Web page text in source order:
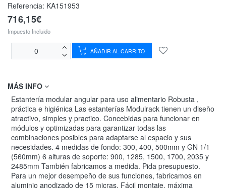
Referencia: KA151953
716,15€
Impuesto Incluido
AÑADIR AL CARRITO
MÁS INFO
Estantería modular angular para uso alimentario Robusta ,
práctica e higiénica Las estanterías Modulrack tienen un diseño
atractivo, simples y practico. Concebidas para funcionar en
módulos y optimizadas para garantizar todas las
combinaciones posibles para adaptarse al espacio y sus
necesidades. 4 medidas de fondo: 300, 400, 500mm y GN 1/1
(560mm) 6 alturas de soporte: 900, 1285, 1500, 1700, 2035 y
2485mm También fabricamos a medida. Pida presupuesto.
Para un mejor desempeño de sus funciones, fabricamos en
aluminio anodizado de 15 micras. Fácil montaje, máxima